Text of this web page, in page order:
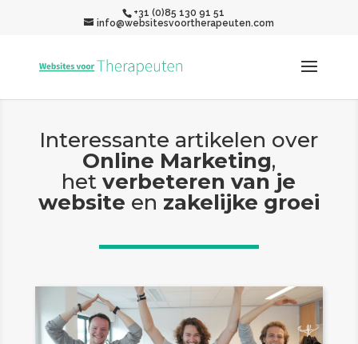
+31 (0)85 130 91 51
info@websitesvoortherapeuten.com
Interessante artikelen over
Online Marketing,
hetverbeteren van je
website en zakelijke groei